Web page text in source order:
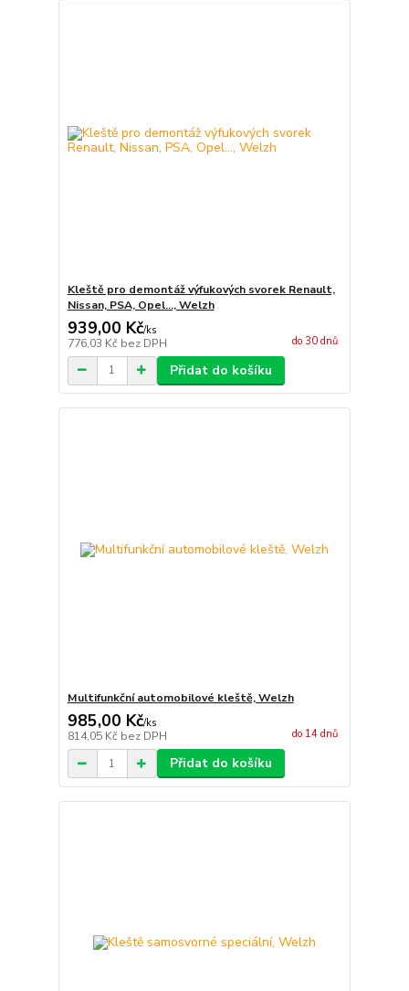
Kleště pro demontáž výfukových svorek Renault,
Nissan, PSA, Opel..., Welzh
939,00 Kč/ks
776,03 Kč bez DPH do 30 dnů
Přidat do košíku
Multifunkční automobilové kleště, Welzh
985,00 Kč/ks
814,05 Kč bez DPH do 14 dnů
Přidat do košíku